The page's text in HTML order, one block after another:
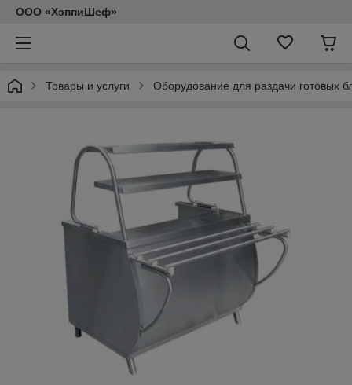
ООО «ХэппиШеф»
Товары и услуги Оборудование для раздачи готовых